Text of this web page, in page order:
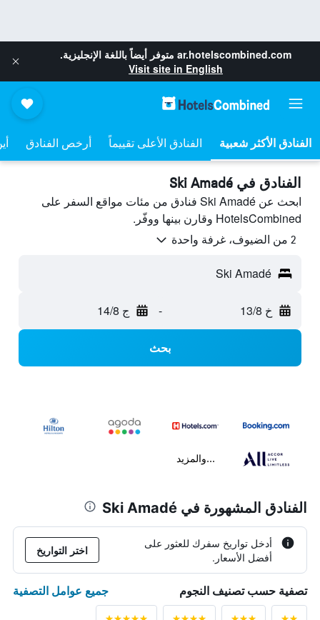
ar.hotelscombined.com متوفر أيضاً باللغة الإنجليزية.
Visit site in English
الفنادق الأعلى تقييماً أرخص الفنادق
الفنادق في Ski Amadé
ابحث عن Ski Amadé فنادق من مئات مواقع السفر على
HotelsCombined وقارن بينها ووفّر.
2 من الضيوف، غرفة واحدة
Ski Amadé
خ 13/8 - ج 14/8
بحث
...والمزيد
الفنادق المشهورة في Ski Amadé
أدخل تواريخ سفرك للعثور على
أفضل الأسعار.
اختر التواريخ
تصفية حسب تصنيف النجوم جميع عوامل التصفية